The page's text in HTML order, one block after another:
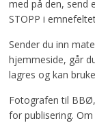
med på den, send
STOPP i
Sender du inn
hjemmeside, går
lagres og kan
Fotografen til
for publisering.